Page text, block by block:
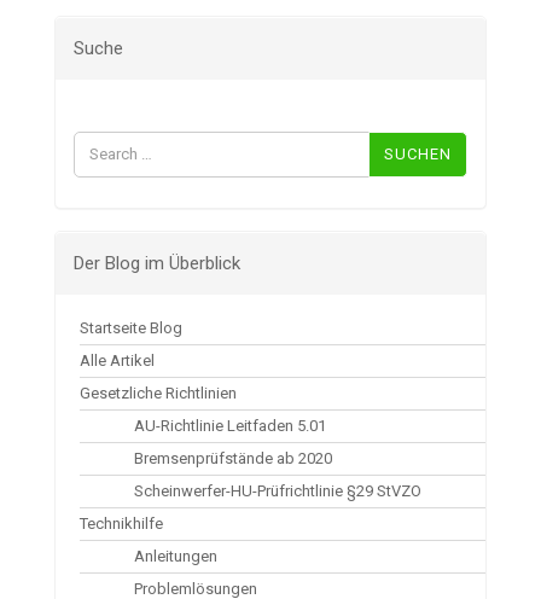
Suche
Suchen
nach:
Der Blog im Überblick
Startseite Blog
Alle Artikel
Gesetzliche Richtlinien
AU-Richtlinie Leitfaden 5.01
Bremsenprüfstände ab 2020
Scheinwerfer-HU-Prüfrichtlinie §29 StVZO
Technikhilfe
Anleitungen
Problemlösungen